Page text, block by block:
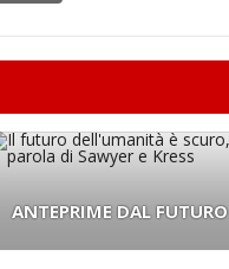
ANTEPRIME DAL FUTURO